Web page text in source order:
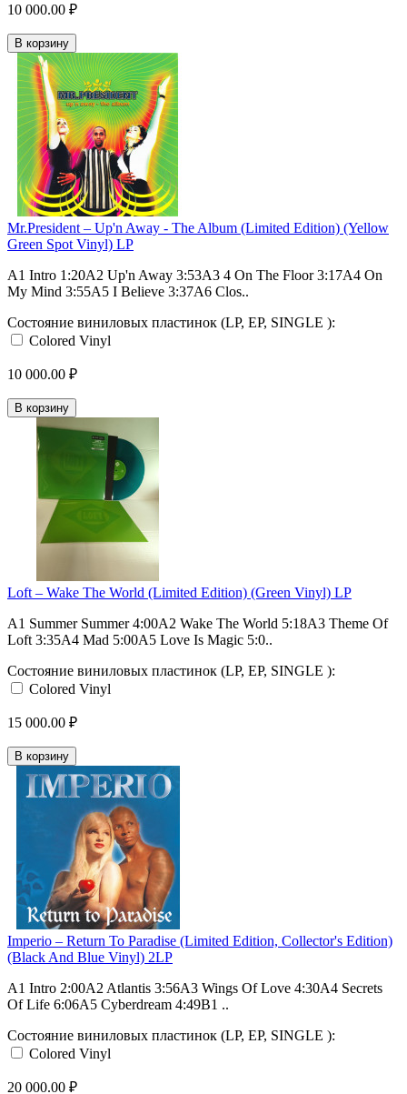
10 000.00 ₽
В корзину
Mr.President – Up'n Away - The Album (Limited Edition) (Yellow
Green Spot Vinyl) LP
A1 Intro 1:20A2 Up'n Away 3:53A3 4 On The Floor 3:17A4 On
My Mind 3:55A5 I Believe 3:37A6 Clos..
Состояние виниловых пластинок (LP, EP, SINGLE ):
Colored Vinyl
10 000.00 ₽
В корзину
Loft – Wake The World (Limited Edition) (Green Vinyl) LP
A1 Summer Summer 4:00A2 Wake The World 5:18A3 Theme Of
Loft 3:35A4 Mad 5:00A5 Love Is Magic 5:0..
Состояние виниловых пластинок (LP, EP, SINGLE ):
Colored Vinyl
15 000.00 ₽
В корзину
Imperio – Return To Paradise (Limited Edition, Collector's Edition)
(Black And Blue Vinyl) 2LP
A1 Intro 2:00A2 Atlantis 3:56A3 Wings Of Love 4:30A4 Secrets
Of Life 6:06A5 Cyberdream 4:49B1 ..
Состояние виниловых пластинок (LP, EP, SINGLE ):
Colored Vinyl
20 000.00 ₽